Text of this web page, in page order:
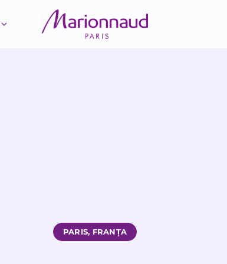
PARIS, FRANȚA